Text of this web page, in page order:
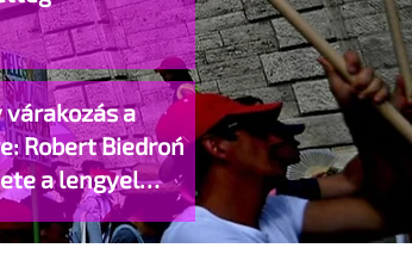
várakozás a
Robert Biedroń
a lengyel
kapcsolatokért